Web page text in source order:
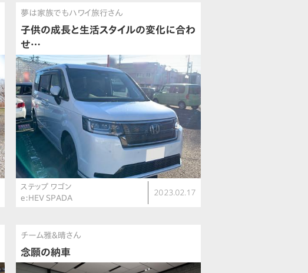
夢は家族でもハワイ旅行さん
子供の成長と生活スタイルの変化に合わ
せ…
ステップ ワゴン
e:HEV SPADA
2023.02.17
チーム雅&晴さん
念願の納車